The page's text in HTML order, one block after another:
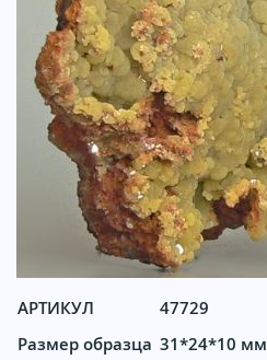
АРТИКУЛ
47729
Размер образца 31*24*10 мм